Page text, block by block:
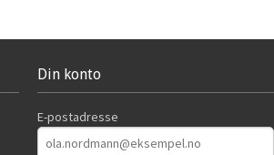
Din konto
E-postadresse